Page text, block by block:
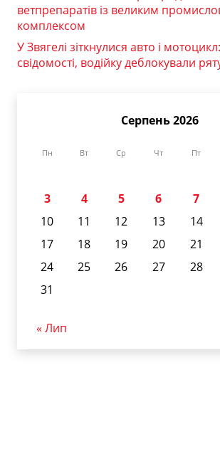
ветпрепаратів із великим
комплексом
У Звягелі зіткнулися авто і
свідомості, водійку деблокували
Серпень 2026
Пн Вт Ср Чт Пт
3
4 5 6 7
10
11 12 13 14
17
18 19 20 21
24
25 26 27 28
31
« Лип